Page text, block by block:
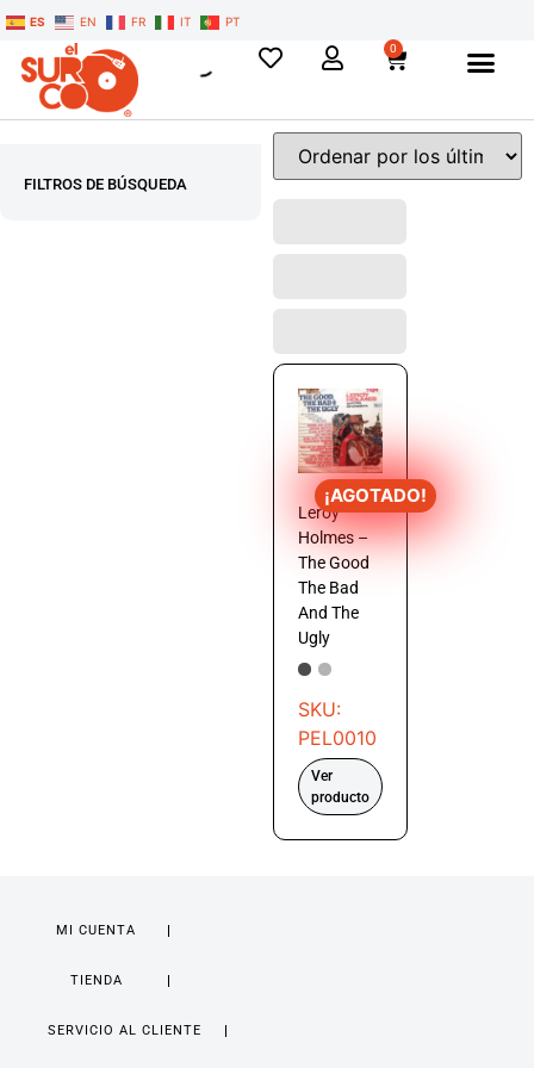
ES EN FR IT PT
0
FILTROS DE BÚSQUEDA
¡AGOTADO!
Leroy
Holmes –
The Good
The Bad
And The
Ugly
SKU:
PEL0010
Ver
producto
MI CUENTA
TIENDA
SERVICIO AL CLIENTE